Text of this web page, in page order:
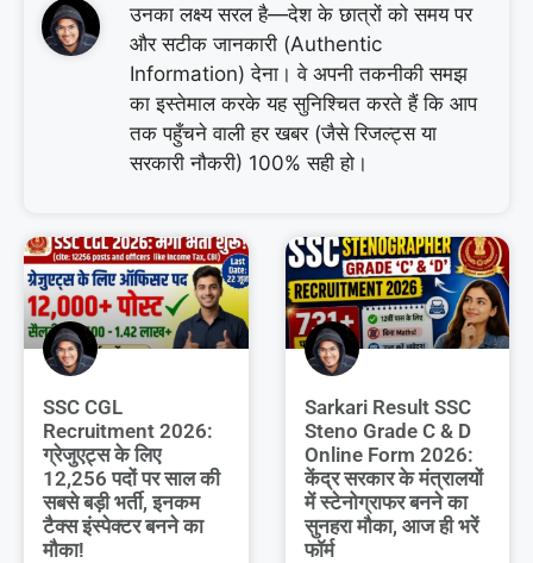
उनका लक्ष्य सरल है—देश के छात्रों को समय पर
और सटीक जानकारी (Authentic
Information) देना। वे अपनी तकनीकी समझ
का इस्तेमाल करके यह सुनिश्चित करते हैं कि आप
तक पहुँचने वाली हर खबर (जैसे रिजल्ट्स या
सरकारी नौकरी) 100% सही हो।
SSC CGL
Recruitment 2026:
ग्रेजुएट्स के लिए
12,256 पदों पर साल की
सबसे बड़ी भर्ती, इनकम
टैक्स इंस्पेक्टर बनने का
मौका!
Sarkari Result SSC
Steno Grade C & D
Online Form 2026:
केंद्र सरकार के मंत्रालयों
में स्टेनोग्राफर बनने का
सुनहरा मौका, आज ही भरें
फॉर्म